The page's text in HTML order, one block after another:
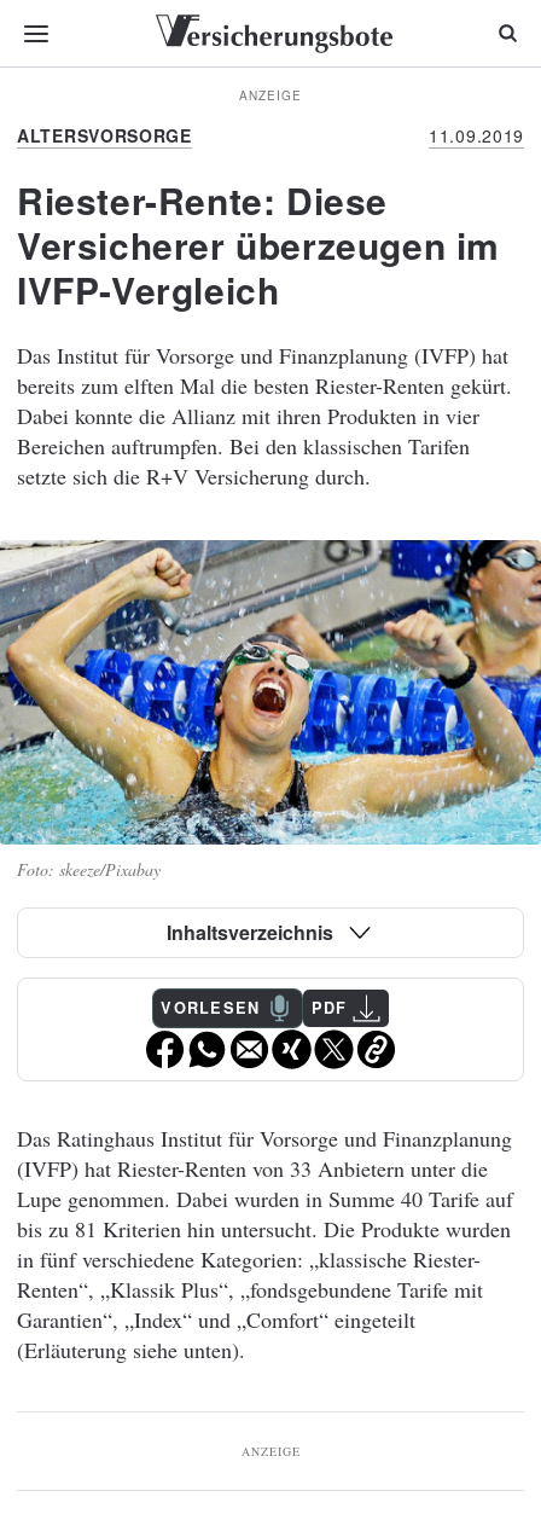
ANZEIGE
ALTERSVORSORGE 11.09.2019
Riester-Rente: Diese
Versicherer überzeugen im
IVFP-Vergleich
Das Institut für Vorsorge und Finanzplanung (IVFP) hat
bereits zum elften Mal die besten Riester-Renten gekürt.
Dabei konnte die Allianz mit ihren Produkten in vier
Bereichen auftrumpfen. Bei den klassischen Tarifen
setzte sich die R+V Versicherung durch.
skeeze/Pixabay
Inhaltsverzeichnis
VORLESEN PDF
Das Ratinghaus Institut für Vorsorge und Finanzplanung
(IVFP) hat Riester-Renten von 33 Anbietern unter die
Lupe genommen. Dabei wurden in Summe 40 Tarife auf
bis zu 81 Kriterien hin untersucht. Die Produkte wurden
in fünf verschiedene Kategorien: „klassische Riester-
Renten“, „Klassik Plus“, „fondsgebundene Tarife mit
Garantien“, „Index“ und „Comfort“ eingeteilt
(Erläuterung siehe unten).
ANZEIGE